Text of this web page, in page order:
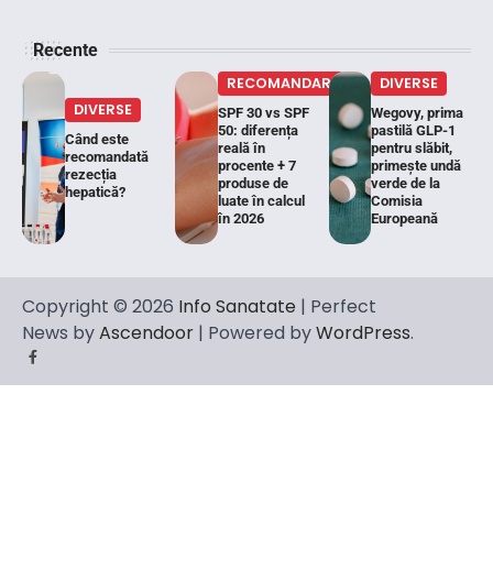
Recente
DIVERSE
Când este
recomandată
rezecția
hepatică?
RECOMANDARI
SPF 30 vs SPF
50: diferența
reală în
procente + 7
produse de
luate în calcul
în 2026
DIVERSE
Wegovy, prima
pastilă GLP-1
pentru slăbit,
primește undă
verde de la
Comisia
Europeană
Copyright © 2026 Info Sanatate | Perfect
News byAscendoor | Powered byWordPress.
Facebook